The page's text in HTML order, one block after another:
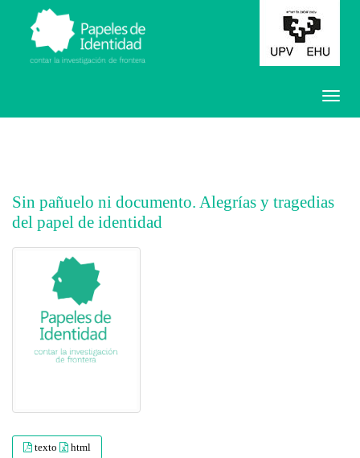
Sin pañuelo ni documento. Alegrías y tragedias
del papel de identidad
##plugins.themes.bootstrap3.article.main##
texto html